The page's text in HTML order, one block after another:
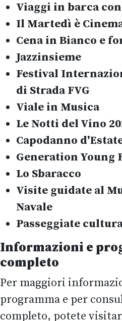
Viaggi in barca
Il Martedì è
Cena in Bianco e
Jazzinsieme
Festival
di Strada FVG
Viale in Musica
Le Notti del Vino
Capodanno
Generation Young
Lo Sbaracco
Visite guidate al
Navale
Passeggiate
Informazioni e
completo
Per maggiori
programma e per
completo, potete